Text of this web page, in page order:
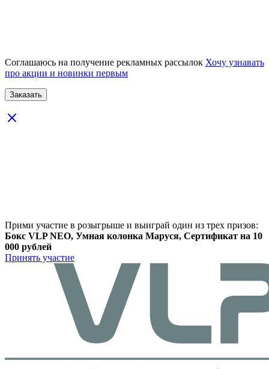
Соглашаюсь на получение рекламных рассылок Хочу узнавать
про акции и новинки первым
Прими участие в розыгрыше и выиграй один из трех призов:
Бокс VLP NEO, Умная колонка Маруся, Сертификат на 10
000 рублей
Принять участие